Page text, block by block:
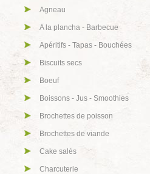
Agneau
A la plancha - Barbecue
Apéritifs - Tapas - Bouchées
Biscuits secs
Boeuf
Boissons - Jus - Smoothies
Brochettes de poisson
Brochettes de viande
Cake salés
Charcuterie